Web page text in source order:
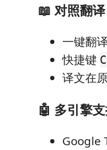
📖 对照翻译
一键翻
快捷键
译文在
🤖 多引擎
Google